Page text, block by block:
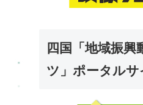
四国「地域振興
ツ」ポータルサ